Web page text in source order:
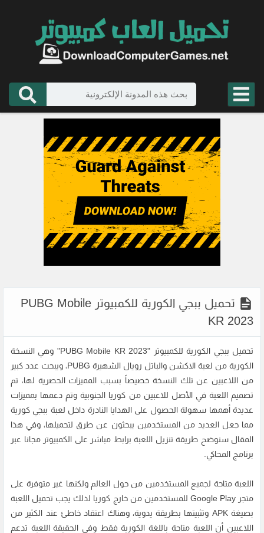
تحميل ببجي الكورية للكمبيوتر PUBG Mobile
KR 2023
تحميل ببجي الكورية للكمبيوتر
"PUBG Mobile KR 2023" وهي النسخة
الكورية من لعبة الاكشن والباتل رويال الشهيرة PUBG، ويبحث عدد كبير
من اللاعبين عن تلك النسخة خصيصاً بسبب المميزات الحصرية لها، تم
تصميم اللعبة في الأصل للاعبين من كوريا الجنوبية وتم دعمها بمميزات
عديدة أهمها سهولة الحصول على الهدايا النادرة داخل لعبة ببجي كورية
مما جعل العديد من المستخدمين يبحثون عن طرق لتحميلها، وفي هذا
المقال سنوضح طريقة تنزيل اللعبة برابط مباشر على الكمبيوتر مجانا عبر
برنامج المحاكي.
اللعبة متاحة لجميع المستخدمين من حول العالم ولكنها غير متوفرة على
متجر Google Play للمستخدمين من خارج كوريا لذلك يجب تحميل اللعبة
بصيغة APK وتثبيتها بطريقة يدوية، وهناك اعتقاد خاطئ عند الكثير من
اللاعبين أن اللعبة متاحة باللغة الكورية فقط وفي الحقيقة اللعبة تدعم